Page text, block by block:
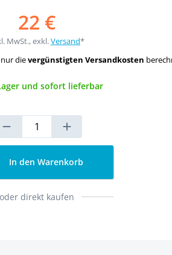
22 €
MwSt., exkl.Versand*
dievergünstigten Versandkosten
und sofort lieferbar
In den Warenkorb
oder direkt kaufen